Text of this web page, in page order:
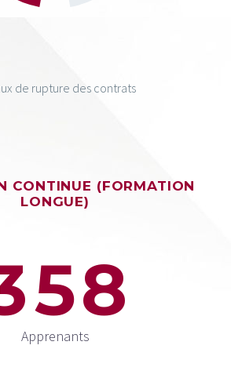
de rupture des contrats
CONTINUE (FORMATION
LONGUE)
58
Apprenants